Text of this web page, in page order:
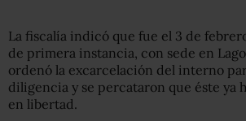
La fiscalía indicó que fue el 3 de
de primera instancia, con sede en
ordenó la excarcelación del interno
diligencia y se percataron que éste ya
en libertad.